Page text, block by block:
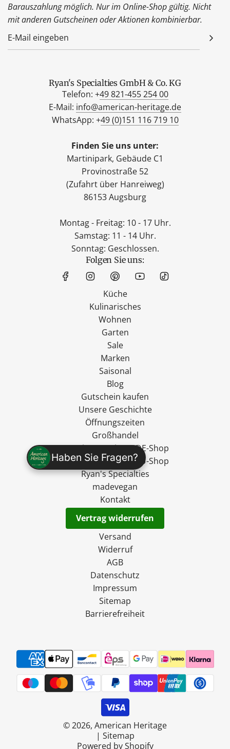
Haben Sie Fragen?
Barauszahlung möglich. Nur im Online-Shop gültig. Nicht
mit anderen Gutscheinen oder Aktionen kombinierbar.
Ryan's Specialties GmbH & Co. KG
Telefon: +49 821-455 254 00
E-Mail: info@american-heritage.de
WhatsApp: +49 (0)151 116 719 10
Finden Sie uns unter:
Martinipark, Gebäude C1
Provinostraße 52
(Zufahrt über Hanreiweg)
86153 Augsburg
Montag - Freitag: 10 - 17 Uhr.
Samstag: 11 - 14 Uhr.
Sonntag: Geschlossen.
Folgen Sie uns:
Küche
Kulinarisches
Wohnen
Garten
Sale
Marken
Saisonal
Blog
Gutschein kaufen
Unsere Geschichte
Öffnungszeiten
Großhandel
American Heritage DE-Shop
American Heritage EU-Shop
Ryan's Specialties
madevegan
Kontakt
Vertrag widerrufen
Versand
Widerruf
AGB
Datenschutz
Impressum
Sitemap
Barrierefreiheit
© 2026, American Heritage
| Sitemap
Powered by Shopify